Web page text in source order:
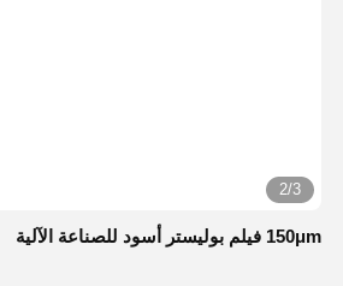
2/3
150μm فيلم بوليستر أسود للصناعة الآلية